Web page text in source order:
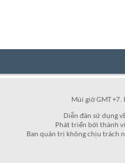
Múi giờ GMT +7.
Diễn đàn sử dụng
Phát triển bởi thành
Ban quản trị không chịu trách